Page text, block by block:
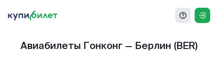
Авиабилеты Гонконг — Берлин (BER)